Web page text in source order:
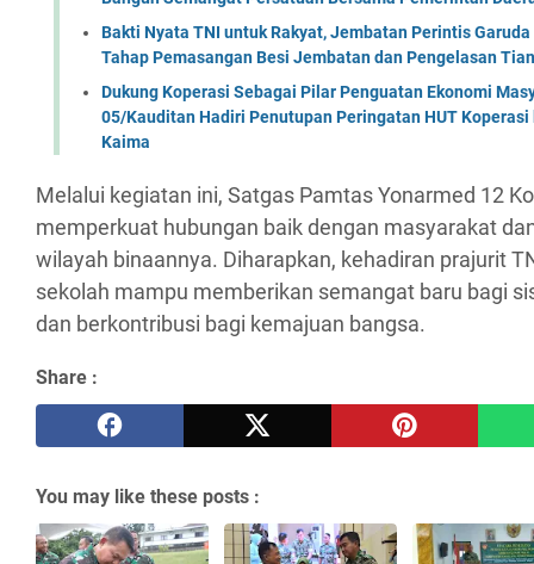
Bakti Nyata TNI untuk Rakyat, Jembatan Perintis
Tahap Pemasangan Besi Jembatan dan Pengelasan
Dukung Koperasi Sebagai Pilar Penguatan Ekonomi
05/Kauditan Hadiri Penutupan Peringatan HUT Koperasi
Kaima
Melalui kegiatan ini, Satgas Pamtas Yonarmed 12
memperkuat hubungan baik dengan masyarakat
wilayah binaannya. Diharapkan, kehadiran prajurit
sekolah mampu memberikan semangat baru bagi
dan berkontribusi bagi kemajuan bangsa.
Share :
You may like these posts :